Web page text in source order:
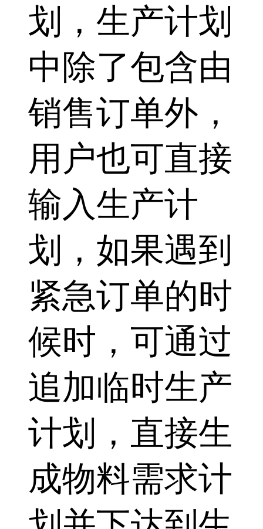
划，生产计划
中除了包含由
销售订单外，
用户也可直接
输入生产计
划，如果遇到
紧急订单的时
候时，可通过
追加临时生产
计划，直接生
成物料需求计